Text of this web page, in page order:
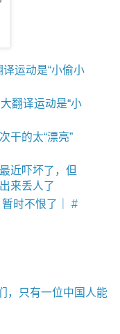
运动是“小偷小
翻译运动是“小
干的太“漂亮”
近吓坏了，但
来丢人了
时不恨了｜ #
，只有一位中国人能